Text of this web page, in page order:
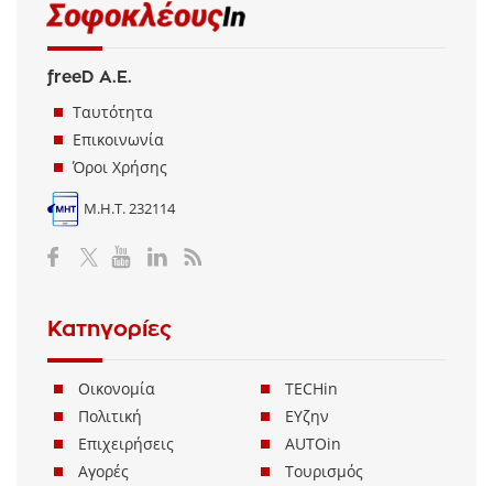
freeD Α.Ε.
Ταυτότητα
Επικοινωνία
Όροι Χρήσης
Μ.Η.Τ. 232114
Κατηγορίες
Οικονομία
Πολιτική
Επιχειρήσεις
Αγορές
TECHin
ΕΥζην
AUTOin
Τουρισμός